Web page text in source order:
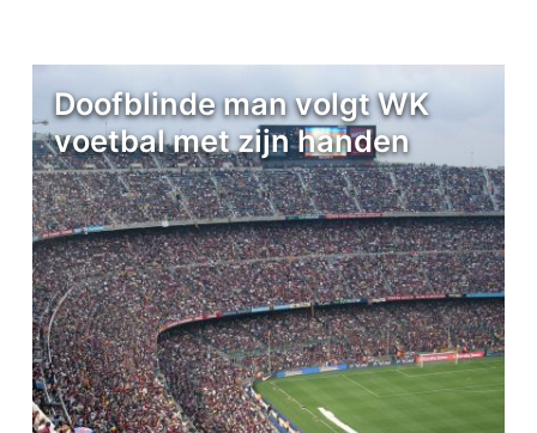
Doofblinde man volgt WK
voetbal met zijn handen